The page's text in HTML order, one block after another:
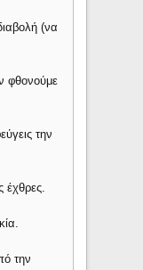
(να
την
την